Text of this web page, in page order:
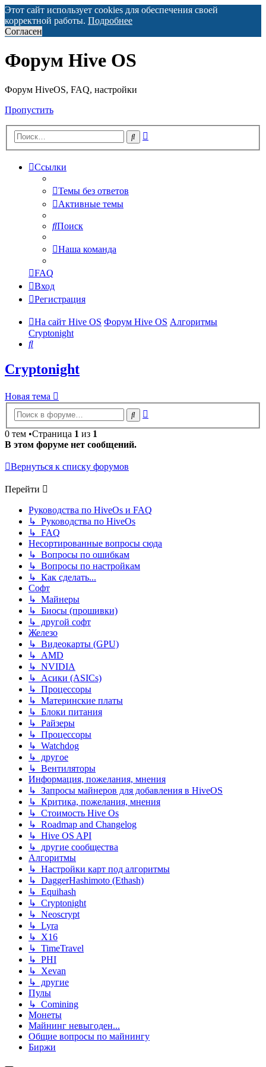
Этот сайт использует cookies для обеспечения своей
корректной работы. Подробнее
Согласен
Форум Hive OS
Форум HiveOS, FAQ, настройки
Пропустить
Поиск
Ссылки
Темы без ответов
Активные темы
Поиск
Наша команда
FAQ
Вход
Регистрация
На сайт Hive OS Форум Hive OS Алгоритмы
Cryptonight
Поиск
Cryptonight
Новая тема
Поиск
0 тем •Страница 1 из 1
В этом форуме нет сообщений.
Вернуться к списку форумов
Перейти
Руководства по HiveOs и FAQ
↳ Руководства по HiveOs
↳ FAQ
Несортированные вопросы сюда
↳ Вопросы по ошибкам
↳ Вопросы по настройкам
↳ Как сделать...
Софт
↳ Майнеры
↳ Биосы (прошивки)
↳ другой софт
Железо
↳ Видеокарты (GPU)
↳ AMD
↳ NVIDIA
↳ Асики (ASICs)
↳ Процессоры
↳ Материнские платы
↳ Блоки питания
↳ Райзеры
↳ Процессоры
↳ Watchdog
↳ другое
↳ Вентиляторы
Информация, пожелания, мнения
↳ Запросы майнеров для добавления в HiveOS
↳ Критика, пожелания, мнения
↳ Стоимость Hive Os
↳ Roadmap and Changelog
↳ Hive OS API
↳ другие сообщества
Алгоритмы
↳ Настройки карт под алгоритмы
↳ DaggerHashimoto (Ethash)
↳ Equihash
↳ Cryptonight
↳ Neoscrypt
↳ Lyra
↳ X16
↳ TimeTravel
↳ PHI
↳ Xevan
↳ другие
Пулы
↳ Comining
Монеты
Майнинг невыгоден...
Общие вопросы по майнингу
Биржи